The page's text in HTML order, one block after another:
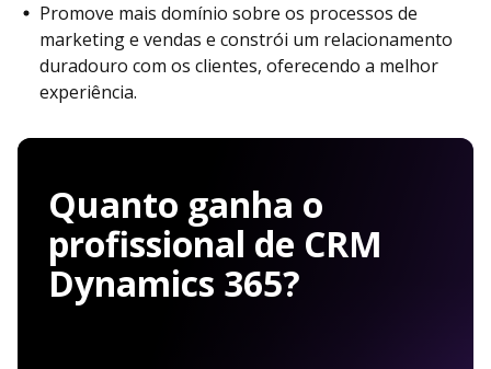
Promove mais domínio sobre os processos de
marketing e vendas e constrói um relacionamento
duradouro com os clientes, oferecendo a melhor
experiência.
Quanto ganha o
profissional de CRM
Dynamics 365?